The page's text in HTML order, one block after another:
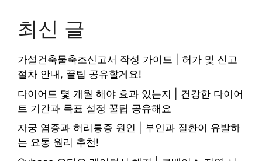
최신 글
가설건축물축조신고서 작성 가이드 | 허가 및 신고
절차 안내, 꿀팁 공유할게요!
다이어트 몇 개월 해야 효과 있는지 | 건강한 다이어
트 기간과 목표 설정 꿀팁 공유해요
자궁 염증과 허리통증 원인 | 부인과 질환이 유발하
는 요통 원리 추천!